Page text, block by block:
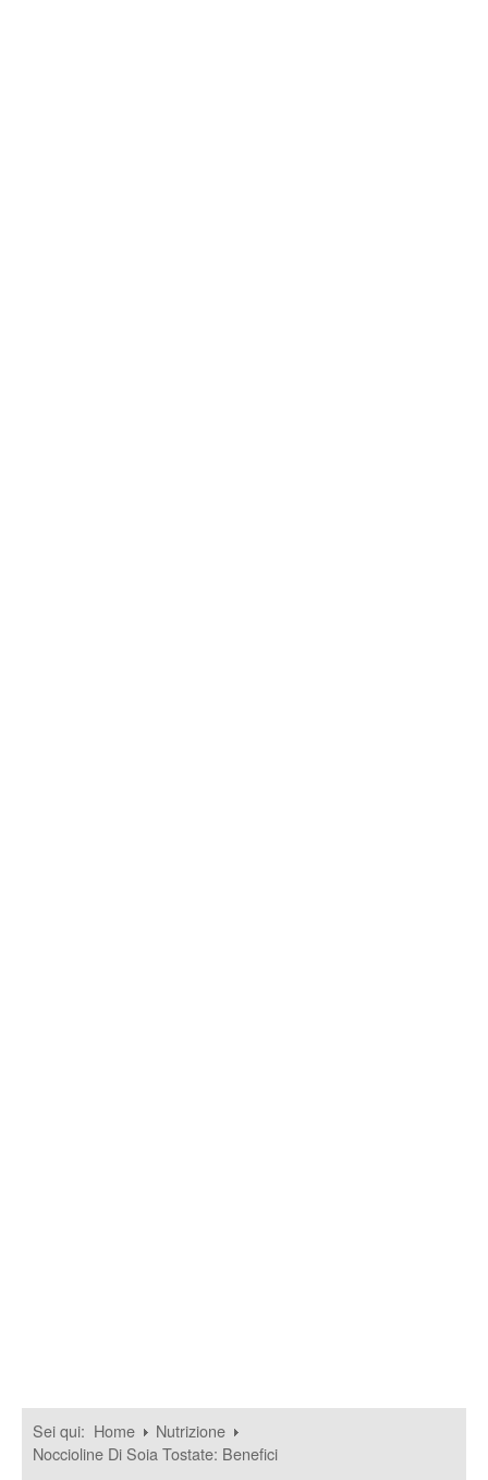
Sei qui: Home
Nutrizione
Noccioline Di Soia Tostate: Benefici